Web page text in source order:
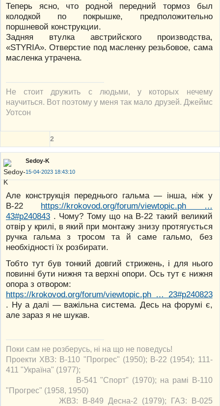
Теперь ясно, что родной передний тормоз был
колодкой по покрышке, предположительно
поршневой конструкции.
Задняя втулка австрийского производства,
«STYRIA». Отверстие под масленку резьбовое, сама
масленка утрачена.
Не стоит дружить с людьми, у которых нечему
научиться. Вот поэтому у меня так мало друзей. Джеймс
Уотсон
2
Sedoy-K
15-04-2023 18:43:10
Але конструкція переднього гальма — інша, ніж у
В-22 https://krokovod.org/forum/viewtopic.ph …
43#p240843 . Чому? Тому що на В-22 такий великий
отвір у крилі, в який при монтажу знизу протягується
ручка гальма з тросом та й саме гальмо, без
необхідності їх розбирати.
Тобто тут був тонкий довгий стрижень, і для нього
повинні бути нижня та верхні опори. Ось тут є нижня
опора з отвором:
https://krokovod.org/forum/viewtopic.ph … 23#p240823
. Ну а далі — важільна система. Десь на форумі є,
але зараз я не шукав.
Поки сам не розберусь, ні на що не поведусь!
Проекти ХВЗ: В-110 "Прогрес" (1950); В-22 (1954); 111-
411 "Україна" (1977);
В-541 "Спорт" (1970); на рамі В-110
"Прогрес" (1958, 1950)
ЖВЗ: В-849 Десна-2 (1979); ГАЗ: В-025